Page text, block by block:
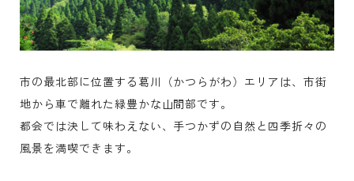
市の最北部に位置する葛川（かつらがわ）エリアは、市街
地から車で離れた緑豊かな山間部です。
都会では決して味わえない、手つかずの自然と四季折々の
風景を満喫できます。